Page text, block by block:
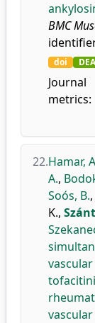
BMC
doi DEA
Journal
metrics:
22.Hamar,
A.,
Soós, B.,
K.,